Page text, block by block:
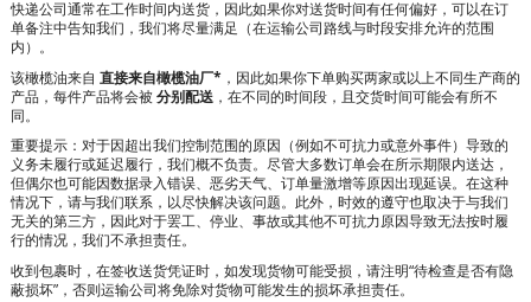
快递公司通常在工作时间内送货，因此如果你对送货时间有任何偏好，可以在订
单备注中告知我们，我们将尽量满足（在运输公司路线与时段安排允许的范围
内）。
该橄榄油来自 直接来自橄榄油厂* ，因此如果你下单购买两家或以上不同生产商的
产品，每件产品将会被分别配送 ，在不同的时间段，且交货时间可能会有所不
同。
重要提示：对于因超出我们控制范围的原因（例如不可抗力或意外事件）导致的
义务未履行或延迟履行，我们概不负责。尽管大多数订单会在所示期限内送达，
但偶尔也可能因数据录入错误、恶劣天气、订单量激增等原因出现延误。在这种
情况下，请与我们联系，以尽快解决该问题。此外，时效的遵守也取决于与我们
无关的第三方，因此对于罢工、停业、事故或其他不可抗力原因导致无法按时履
行的情况，我们不承担责任。
收到包裹时，在签收送货凭证时，如发现货物可能受损，请注明“待检查是否有隐
蔽损坏”，否则运输公司将免除对货物可能发生的损坏承担责任。